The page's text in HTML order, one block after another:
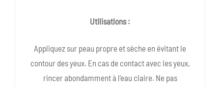
Utilisations :
Appliquez sur peau propre et sèche en évitant le
contour des yeux. En cas de contact avec les yeux,
rincer abondamment à l'eau claire. Ne pas